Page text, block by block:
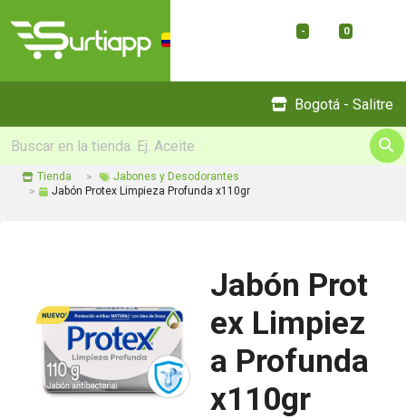
- 0
Bogotá - Salitre
Tienda
Jabones y Desodorantes
Jabón Protex Limpieza Profunda x110gr
Jabón Prot
ex Limpiez
a Profunda
x110gr